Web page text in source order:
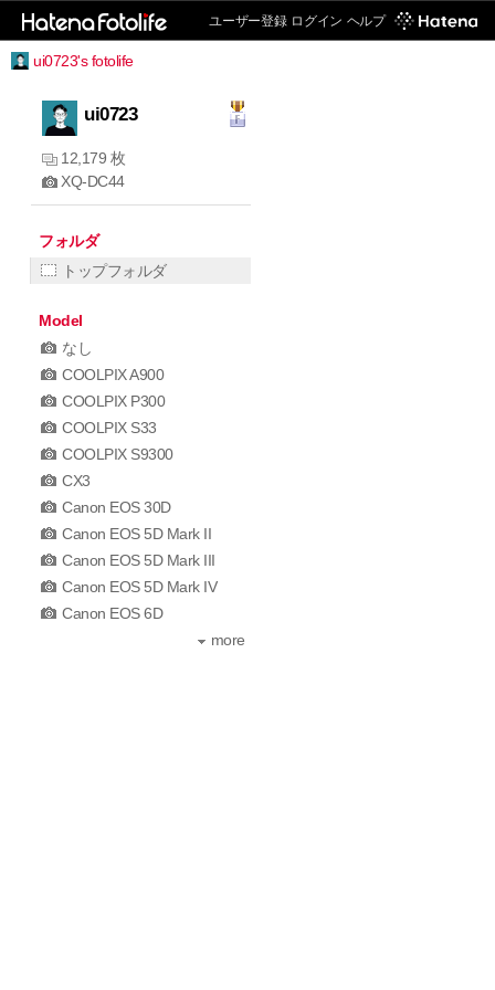
ユーザー登録 ログイン ヘルプ
ui0723's fotolife
ui0723
12,179 枚
XQ-DC44
フォルダ
トップフォルダ
Model
なし
COOLPIX A900
COOLPIX P300
COOLPIX S33
COOLPIX S9300
CX3
Canon EOS 30D
Canon EOS 5D Mark II
Canon EOS 5D Mark III
Canon EOS 5D Mark IV
Canon EOS 6D
more